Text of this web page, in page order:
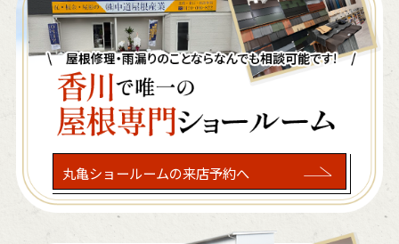
丸亀ショールームの来店予約へ